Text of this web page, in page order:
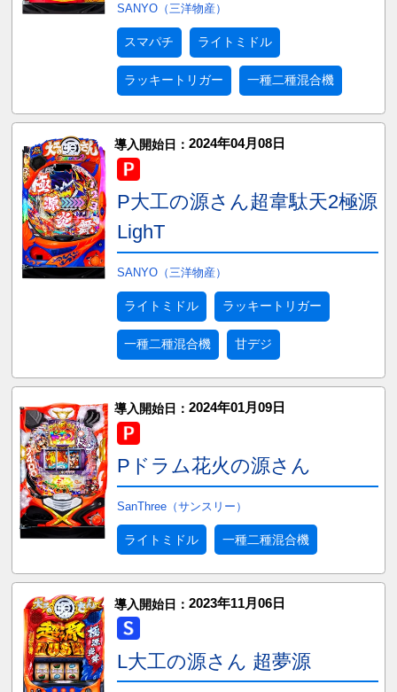
SANYO（三洋物産）
スマパチ ライトミドル
ラッキートリガー 一種二種混合機
導入開始日： 2024年04月08日
P大工の源さん超韋駄天2極源
LighT
SANYO（三洋物産）
ライトミドル ラッキートリガー
一種二種混合機 甘デジ
導入開始日： 2024年01月09日
Pドラム花火の源さん
SanThree（サンスリー）
ライトミドル 一種二種混合機
導入開始日： 2023年11月06日
L大工の源さん 超夢源